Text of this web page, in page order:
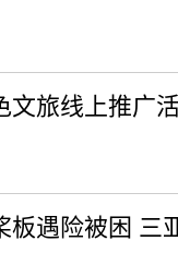
文旅线上推广
板遇险被困 三